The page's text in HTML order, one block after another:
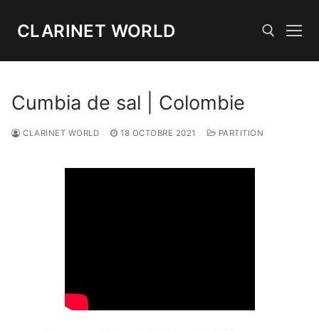
CLARINET WORLD
Cumbia de sal | Colombie
CLARINET WORLD 18 OCTOBRE 2021 PARTITION